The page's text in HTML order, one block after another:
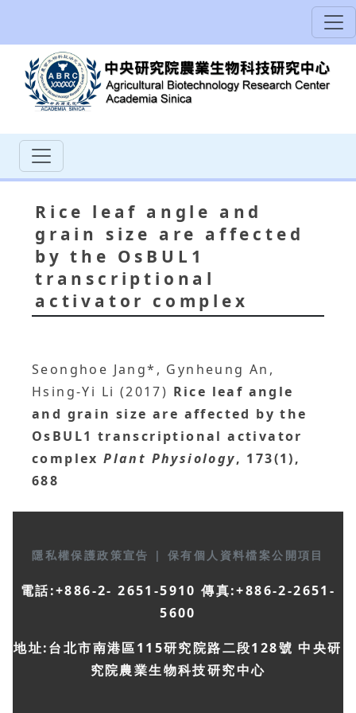
Rice leaf angle and
grain size are affected
by the OsBUL1
transcriptional
activator complex
Seonghoe Jang*, Gynheung An,
Hsing-Yi Li (2017) Rice leaf angle
and grain size are affected by the
OsBUL1 transcriptional activator
complex Plant Physiology, 173(1),
688
隱私權保護政策宣告 | 保有個人資料檔案公開項目
電話:+886-2- 2651-5910 傳真:+886-2-2651-
5600
地址:台北市南港區115研究院路二段128號 中央研
究院農業生物科技研究中心